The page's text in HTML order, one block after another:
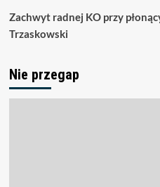
Zachwyt radnej KO przy
Trzaskowski
Nie przegap